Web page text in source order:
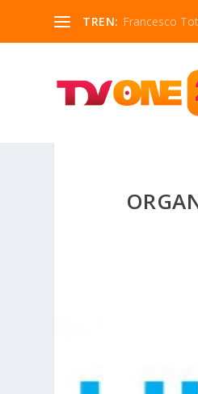
TREN: Francesco